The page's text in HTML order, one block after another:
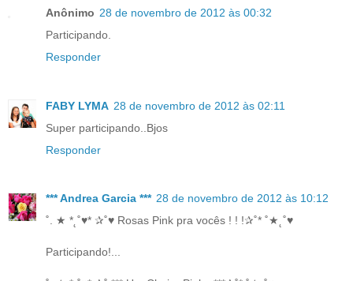
Anônimo 28 de novembro de 2012 às 00:32
Participando.
Responder
FABY LYMA 28 de novembro de 2012 às 02:11
Super participando..Bjos
Responder
*** Andrea Garcia *** 28 de novembro de 2012 às 10:12
˚. ★ *˛˚♥* ✰˚♥ Rosas Pink pra vocês ! ! !✰˚* ˚★˛˚♥
Participando!...